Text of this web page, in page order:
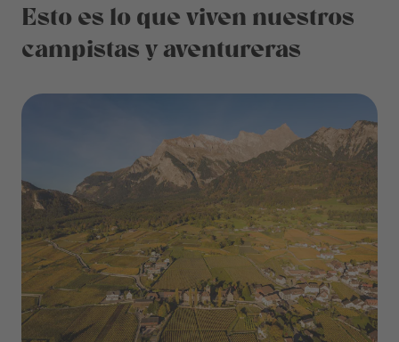
Esto es lo que viven nuestros
campistas y aventureras